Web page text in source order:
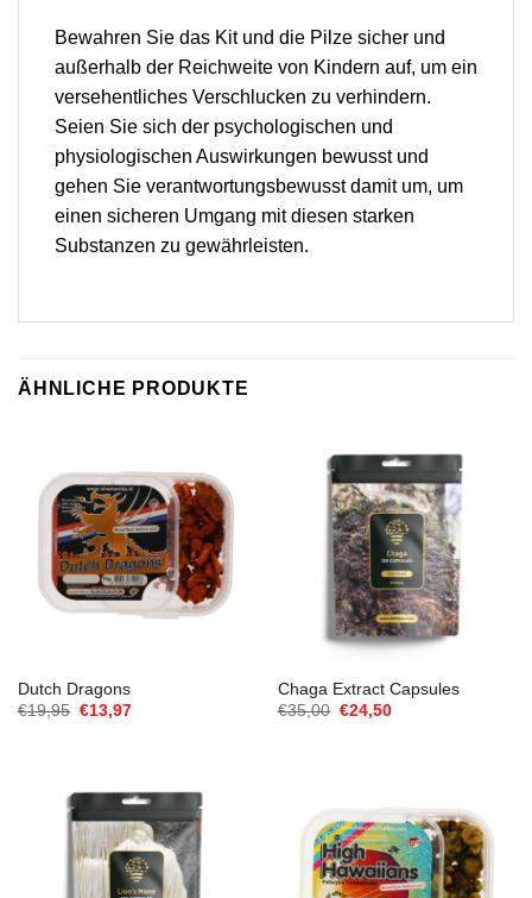
Bewahren Sie das Kit und die Pilze sicher und
außerhalb der Reichweite von Kindern auf, um ein
versehentliches Verschlucken zu verhindern.
Seien Sie sich der psychologischen und
physiologischen Auswirkungen bewusst und
gehen Sie verantwortungsbewusst damit um, um
einen sicheren Umgang mit diesen starken
Substanzen zu gewährleisten.
ÄHNLICHE PRODUKTE
Dutch Dragons
€19,95 Ursprünglicher
€13,97Aktueller
Chaga Extract Capsules
€35,00 Ursprünglicher
€24,50Aktueller